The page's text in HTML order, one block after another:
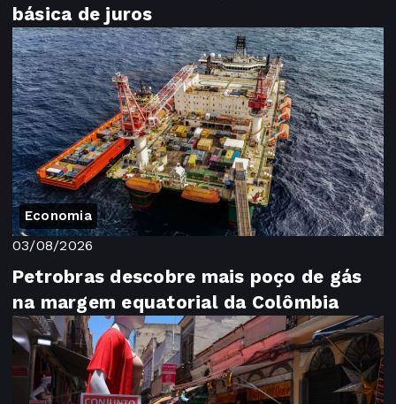
básica de juros
Economia
03/08/2026
Petrobras descobre mais poço de gás
na margem equatorial da Colômbia